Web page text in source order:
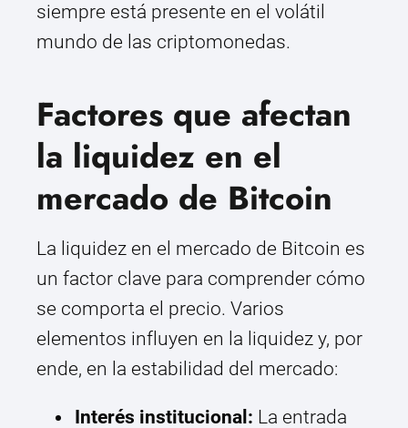
siempre está presente en el volátil
mundo de las criptomonedas.
Factores que afectan
la liquidez en el
mercado de Bitcoin
La liquidez en el mercado de Bitcoin es
un factor clave para comprender cómo
se comporta el precio. Varios
elementos influyen en la liquidez y, por
ende, en la estabilidad del mercado:
Interés institucional: La entrada